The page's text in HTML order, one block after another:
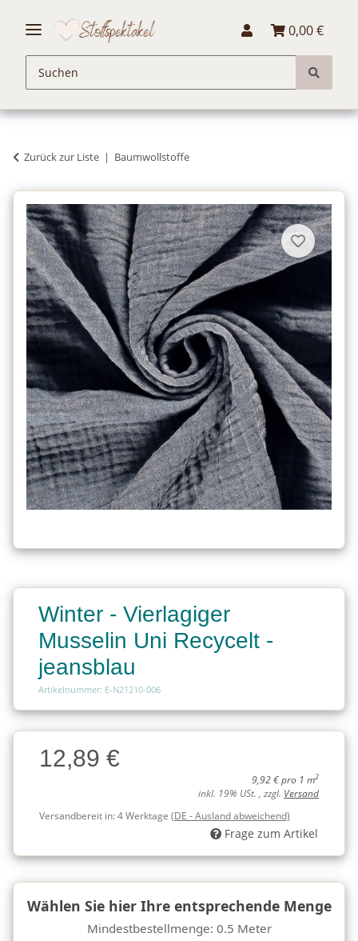
0,00 €
Zurück zur Liste Baumwollstoffe
Winter - Vierlagiger
Musselin Uni Recycelt -
jeansblau
Artikelnummer: E-N21210-006
Charge
Charge12,89 €
9,92 € pro 1 m2
inkl. 19% USt. , zzgl. Versand
Versandbereit in:4 Werktage (DE - Ausland abweichend)
Frage zum Artikel
Wählen Sie hier Ihre entsprechende Menge
Mindestbestellmenge: 0.5 Meter